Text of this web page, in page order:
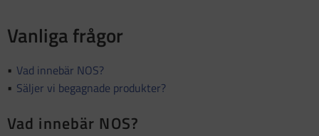
Vanliga frågor
Vad innebär NOS?
Säljer vi begagnade produkter?
Vad innebär NOS?